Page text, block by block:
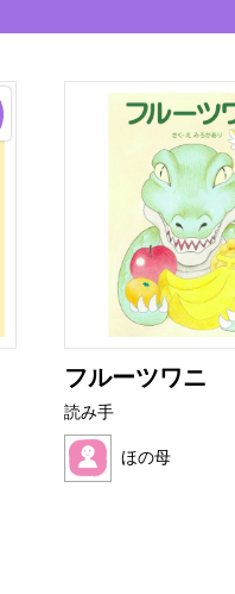
フルーツワニ
読み手
ほの母